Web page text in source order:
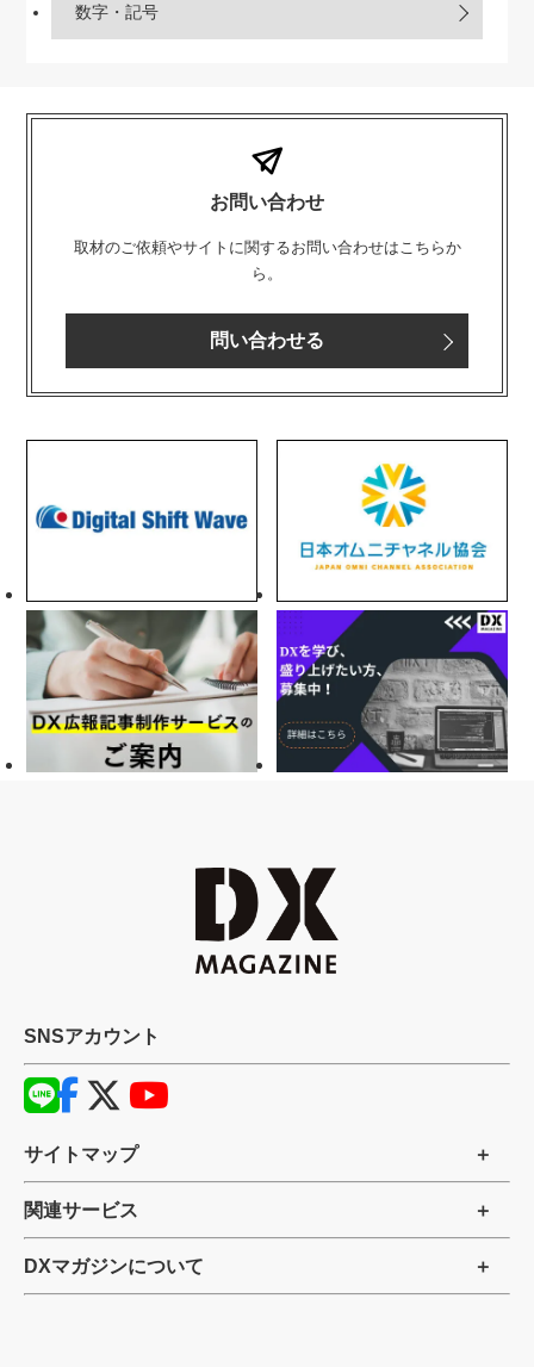
数字・記号
お問い合わせ
取材のご依頼やサイトに関するお問い合わせはこちらか
ら。
問い合わせる
SNSアカウント
サイトマップ
関連サービス
DXマガジンについて